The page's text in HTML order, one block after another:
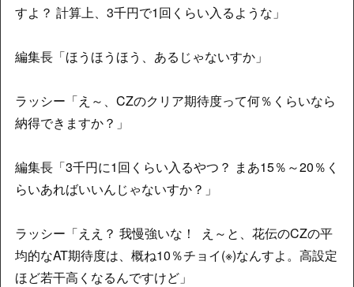
すよ？ 計算上、3千円で1回くらい入るような」
編集長「ほうほうほう、あるじゃないすか」
ラッシー「え～、CZのクリア期待度って何％くらいなら
納得できますか？」
編集長「3千円に1回くらい入るやつ？ まあ15％～20％く
らいあればいいんじゃないすか？」
ラッシー「ええ？ 我慢強いな！ え～と、花伝のCZの平
均的なAT期待度は、概ね10％チョイ(※)なんすよ。高設定
ほど若干高くなるんですけど」